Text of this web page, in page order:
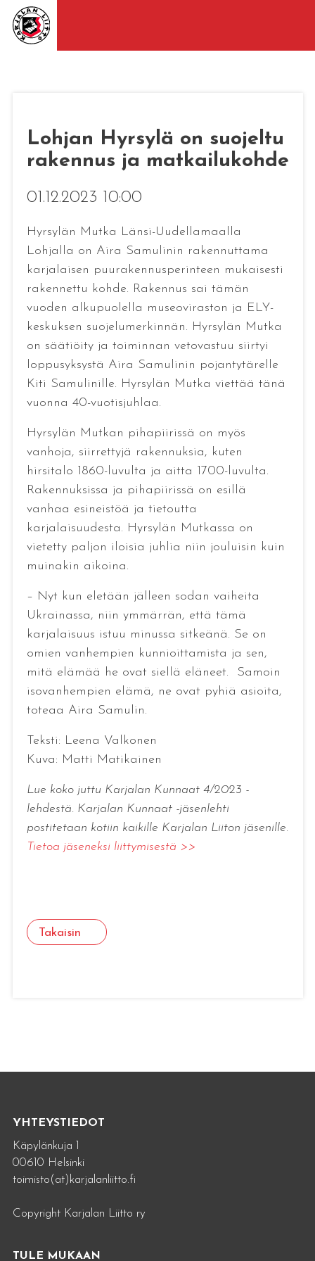
Lohjan Hyrsylä on suojeltu
rakennus ja matkailukohde
01.12.2023 10:00
Hyrsylän Mutka Länsi-Uudellamaalla
Lohjalla on Aira Samulinin rakennuttama
karjalaisen puurakennusperinteen mukaisesti
rakennettu kohde. Rakennus sai tämän
vuoden alkupuolella museoviraston ja ELY-
keskuksen suojelumerkinnän. Hyrsylän Mutka
on säätiöity ja toiminnan vetovastuu siirtyi
loppusyksystä Aira Samulinin pojantytärelle
Kiti Samulinille. Hyrsylän Mutka viettää tänä
vuonna 40-vuotisjuhlaa.
Hyrsylän Mutkan pihapiirissä on myös
vanhoja, siirrettyjä rakennuksia, kuten
hirsitalo 1860-luvulta ja aitta 1700-luvulta.
Rakennuksissa ja pihapiirissä on esillä
vanhaa esineistöä ja tietoutta
karjalaisuudesta. Hyrsylän Mutkassa on
vietetty paljon iloisia juhlia niin jouluisin kuin
muinakin aikoina.
– Nyt kun eletään jälleen sodan vaiheita
Ukrainassa, niin ymmärrän, että tämä
karjalaisuus istuu minussa sitkeänä. Se on
omien vanhempien kunnioittamista ja sen,
mitä elämää he ovat siellä eläneet. Samoin
isovanhempien elämä, ne ovat pyhiä asioita,
toteaa Aira Samulin.
Teksti: Leena Valkonen
Kuva: Matti Matikainen
Lue koko juttu Karjalan Kunnaat 4/2023 -
lehdestä. Karjalan Kunnaat -jäsenlehti
postitetaan kotiin kaikille Karjalan Liiton jäsenille.
Tietoa jäseneksi liittymisestä >>
Takaisin
YHTEYSTIEDOT
Käpylänkuja 1
00610 Helsinki
toimisto(at)karjalanliitto.fi
Copyright Karjalan Liitto ry
TULE MUKAAN